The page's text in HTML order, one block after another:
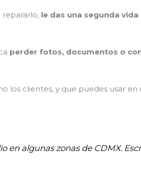
repararlo, le das una segunda vida
perder fotos, documentos o
los clientes, y que puedes usar
en algunas zonas de CDMX.